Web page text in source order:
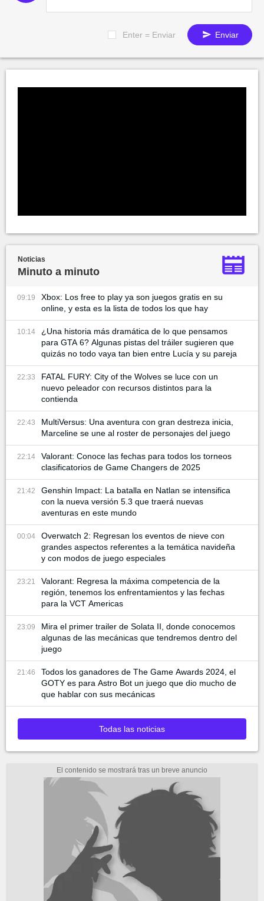
Enter = Enviar Enviar
Noticias
Minuto a minuto
09:19
Xbox: Los free to play ya son juegos gratis en su
online, y esta es la lista de todos los que hay
10:14
¿Una historia más dramática de lo que pensamos
para GTA 6? Algunas pistas del tráiler sugieren que
quizás no todo vaya tan bien entre Lucía y su pareja
22:33
FATAL FURY: City of the Wolves se luce con un
nuevo peleador con recursos distintos para la
contienda
22:43
MultiVersus: Una aventura con gran destreza inicia,
Marceline se une al roster de personajes del juego
22:14
Valorant: Conoce las fechas para todos los torneos
clasificatorios de Game Changers de 2025
21:42
Genshin Impact: La batalla en Natlan se intensifica
con la nueva versión 5.3 que traerá nuevas
aventuras en este mundo
00:04
Overwatch 2: Regresan los eventos de nieve con
grandes aspectos referentes a la temática navideña
y con modos de juego especiales
23:21
Valorant: Regresa la máxima competencia de la
región, tenemos los enfrentamientos y las fechas
para la VCT Americas
23:09
Mira el primer trailer de Solata II, donde conocemos
algunas de las mecánicas que tendremos dentro del
juego
21:46
Todos los ganadores de The Game Awards 2024, el
GOTY es para Astro Bot un juego que dio mucho de
que hablar con sus mecánicas
Todas las noticias